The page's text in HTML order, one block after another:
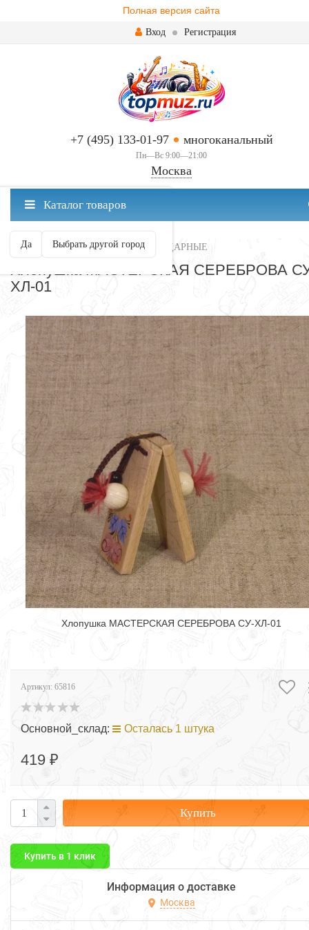
Полная версия сайта
Вход Регистрация
+7 (495) 133-01-97 многоканальный
Пн—Вс 9:00—21:00
Москва
Москва ваш город?
Да Выбрать другой город
Каталог товаров
ПЕРКУССИЯ И ЭТНИЧЕСКИЕ УДАРНЫЕ
Хлопушка МАСТЕРСКАЯ СЕРЕБРОВА
ХЛ-01
Хлопушка МАСТЕРСКАЯ СЕРЕБРОВА СУ-ХЛ-01
Артикул: 65816
Основной_склад: Осталась 1 штука
419 ₽
Купить
Купить в 1 клик
Информация о доставке
Москва